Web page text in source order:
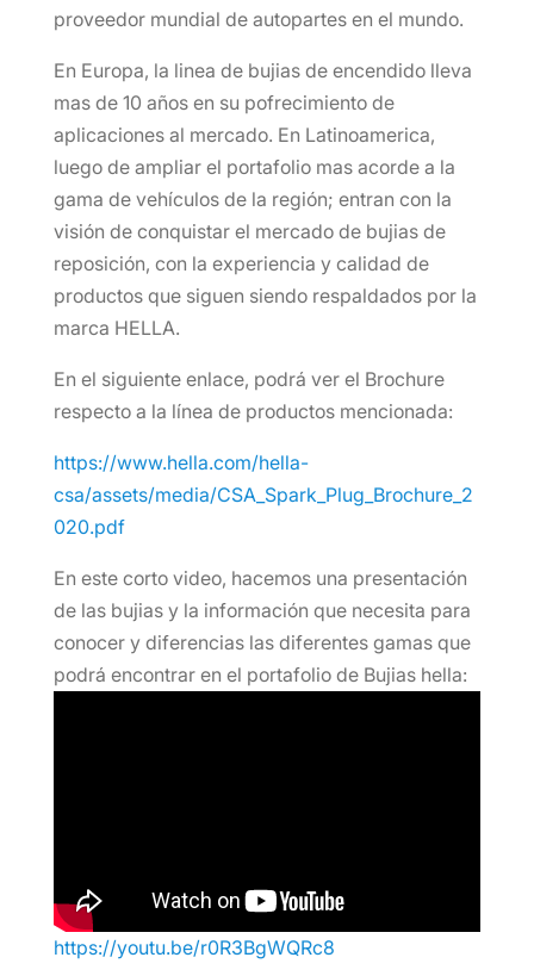
proveedor mundial de autopartes en el mundo.
En Europa, la linea de bujias de encendido lleva
mas de 10 años en su pofrecimiento de
aplicaciones al mercado. En Latinoamerica,
luego de ampliar el portafolio mas acorde a la
gama de vehículos de la región; entran con la
visión de conquistar el mercado de bujias de
reposición, con la experiencia y calidad de
productos que siguen siendo respaldados por la
marca HELLA.
En el siguiente enlace, podrá ver el Brochure
respecto a la línea de productos mencionada:
https://www.hella.com/hella-
csa/assets/media/CSA_Spark_Plug_Brochure_2
020.pdf
En este corto video, hacemos una presentación
de las bujias y la información que necesita para
conocer y diferencias las diferentes gamas que
podrá encontrar en el portafolio de Bujias hella:
https://youtu.be/r0R3BgWQRc8